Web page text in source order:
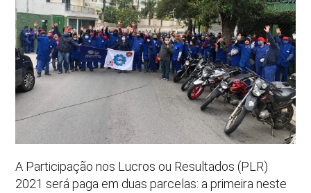
A Participação nos Lucros ou Resultados (PLR)
2021 será paga em duas parcelas: a primeira neste